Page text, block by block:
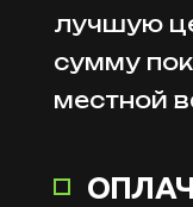
лучшую
сумму
местной